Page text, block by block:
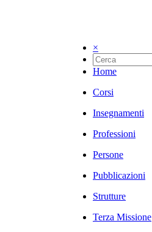
×
Home
Corsi
Insegnamenti
Professioni
Persone
Pubblicazioni
Strutture
Terza Missione